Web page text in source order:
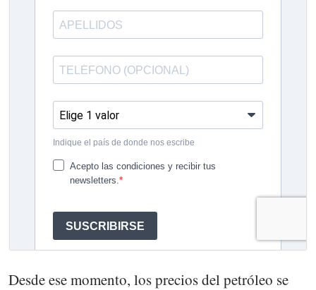
Desde ese momento, los precios del petróleo se